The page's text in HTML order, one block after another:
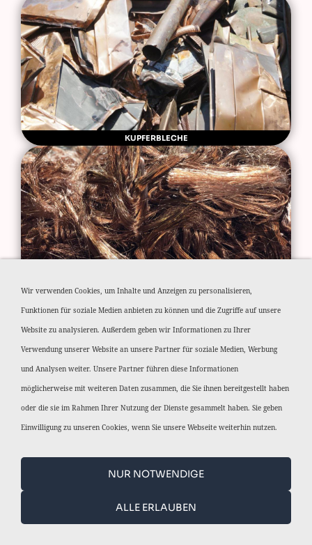
KUPFERBLECHE
KUPFERDRAHT
Wir verwenden Cookies, um Inhalte und Anzeigen zu personalisieren,
Funktionen für soziale Medien anbieten zu können und die Zugriffe auf unsere
Website zu analysieren. Außerdem geben wir Informationen zu Ihrer
Verwendung unserer Website an unsere Partner für soziale Medien, Werbung
und Analysen weiter. Unsere Partner führen diese Informationen
möglicherweise mit weiteren Daten zusammen, die Sie ihnen bereitgestellt haben
oder die sie im Rahmen Ihrer Nutzung der Dienste gesammelt haben. Sie geben
Einwilligung zu unseren Cookies, wenn Sie unsere Webseite weiterhin nutzen.
NUR NOTWENDIGE
ALLE ERLAUBEN